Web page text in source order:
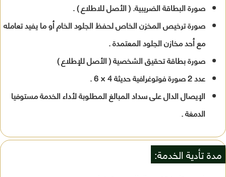
صورة البطاقة الضريبية. ( الأصل للاطلاع ) .
صورة ترخيص المخزن الخاص لحفظ الجلود الخام أو ما يفيد تعامله
مع أحد مخازن الجلود المعتمدة .
صورة بطاقة تحقيق الشخصية ( الأصل للإطلاع )
عدد 2 صورة فوتوغرافية حديثة 4 × 6 .
الإيصال الدال على سداد المبالغ المطلوبة لأداء الخدمة مستوفيا
الدمغة .
مدة تأدية الخدمة: